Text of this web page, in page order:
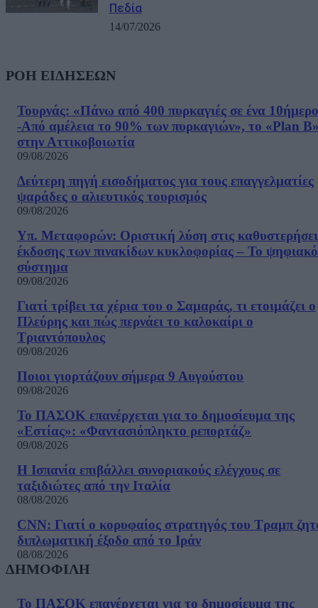
Πεδία
14/07/2026
ΡΟΗ ΕΙΔΗΣΕΩΝ
Τουρνάς: «Πάνω από 400 πυρκαγιές σε ένα 10ήμερο
-Από αμέλεια το 90% των πυρκαγιών», το «Plan
στην Αττικοβοιωτία
09/08/2026
Δεύτερη πηγή εισοδήματος για τους επαγγελματίες
ψαράδες ο αλιευτικός τουρισμός
09/08/2026
Υπ. Μεταφορών: Οριστική λύση στις
έκδοσης των πινακίδων κυκλοφορίας – Το ψηφιακό
σύστημα
09/08/2026
Γιατί τρίβει τα χέρια του ο Σαμαράς, τι ετοιμάζει ο
Πλεύρης και πώς περνάει το καλοκαίρι ο
Τριαντόπουλος
09/08/2026
Ποιοι γιορτάζουν σήμερα 9 Αυγούστου
09/08/2026
Το ΠΑΣΟΚ επανέρχεται για το δημοσίευμα της
«Εστίας»: «Φαντασιόπληκτο ρεπορτάζ»
09/08/2026
Η Ισπανία επιβάλλει συνοριακούς ελέγχους σε
ταξιδιώτες από την Ιταλία
08/08/2026
CNN: Γιατί ο κορυφαίος στρατηγός του Τραμπ
διπλωματική έξοδο από το Ιράν
08/08/2026
ΔΗΜΟΦΙΛΗ
Το ΠΑΣΟΚ επανέρχεται για το δημοσίευμα της